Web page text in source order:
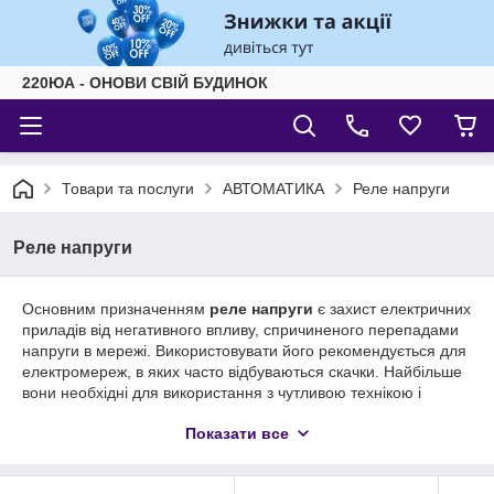
220ЮА - ОНОВИ СВІЙ БУДИНОК
Товари та послуги АВТОМАТИКА Реле напруги
Реле напруги
Основним призначенням реле напруги є захист електричних
приладів від негативного впливу, спричиненого перепадами
напруги в мережі. Використовувати його рекомендується для
електромереж, в яких часто відбуваються скачки. Найбільше
вони необхідні для використання з чутливою технікою і
напругою на 10 відсотків нижче номінального, здатна
термін служби виробу або зовсім стати причиною його
Показати все